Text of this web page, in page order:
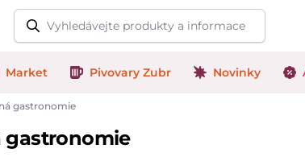
Market Pivovary Zubr Novinky
gastronomie
gastronomie